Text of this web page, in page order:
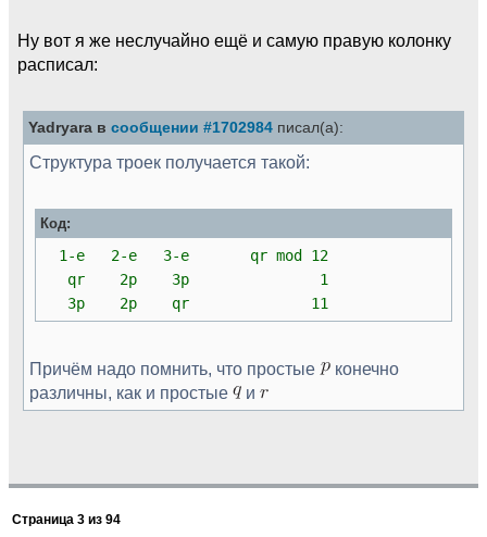
Ну вот я же неслучайно ещё и самую правую колонку
расписал:
Yadryara в сообщении #1702984 писал(а):
Структура троек получается такой:
Код:
1-e 2-e 3-e qr mod 12
qr 2p 3p 1
3p 2p qr 11
Причём надо помнить, что простые
конечно
различны, как и простые
и
Страница 3 из 94